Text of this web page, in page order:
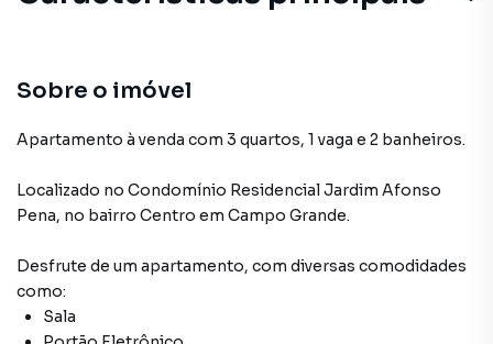
Sobre o imóvel
Apartamento à venda com 3 quartos, 1 vaga e 2 banheiros.
Localizado no Condomínio Residencial Jardim Afonso
Pena, no bairro Centro em Campo Grande.
Desfrute de um apartamento, com diversas comodidades
como:
Sala